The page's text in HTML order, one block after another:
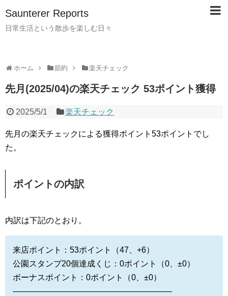
Saunterer Reports
日常生活という散歩を楽しむ日々
ホーム 節約 楽天チェック
先月(2025/04)の楽天チェック 53ポイント獲得
2025/5/1 楽天チェック
先月の楽天チェックによる獲得ポイント53ポイントでし
た。
ポイントの内訳
内訳は下記のとおり。
来店ポイント：53ポイント（47、+6）
公園スタンプ20個達成くじ：0ポイント（0、±0）
ボーナスポイント：0ポイント（0、±0）
———————————————————–